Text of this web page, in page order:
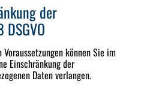
der
können Sie im
Einschränkung der
Daten verlangen.